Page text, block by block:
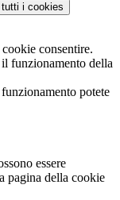
i cookies
consentire.
funzionamento della
potete
essere
pagina della cookie